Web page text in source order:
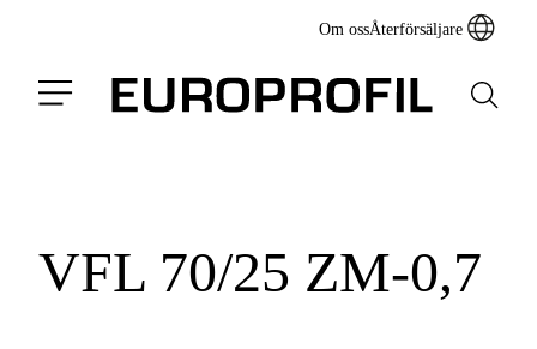
Om ossÅterförsäljare
VFL 70/25 ZM-0,7